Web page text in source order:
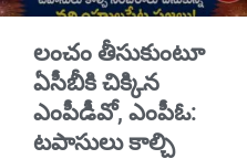
​లంచం తీసుకుంటూ
ఏసీబీకి చిక్కిన
ఎంపీడీవో, ఎంపీఓ:
టపాసులు కాల్చి